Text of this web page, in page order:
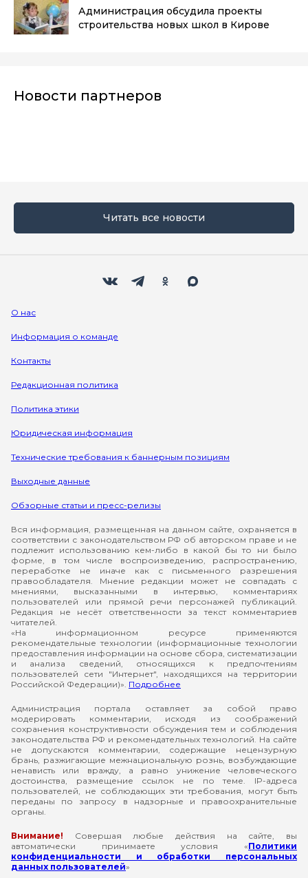
Администрация обсудила проекты
строительства новых школ в Кирове
Новости партнеров
Читать все новости
О нас
Информация о команде
Контакты
Редакционная политика
Политика этики
Юридическая информация
Технические требования к баннерным позициям
Выходные данные
Обзорные статьи и пресс-релизы
Вся информация, размещенная на данном сайте, охраняется в
соответствии с законодательством РФ об авторском праве и не
подлежит использованию кем-либо в какой бы то ни было
форме, в том числе воспроизведению, распространению,
переработке не иначе как с письменного разрешения
правообладателя. Мнение редакции может не совпадать с
мнениями, высказанными в интервью, комментариях
пользователей или прямой речи персонажей публикаций.
Редакция не несёт ответственности за текст комментариев
читателей.
«На информационном ресурсе применяются
рекомендательные технологии (информационные технологии
предоставления информации на основе сбора, систематизации
и анализа сведений, относящихся к предпочтениям
пользователей сети "Интернет", находящихся на территории
Российской Федерации)». Подробнее
Администрация портала оставляет за собой право
модерировать комментарии, исходя из соображений
сохранения конструктивности обсуждения тем и соблюдения
законодательства РФ и рекомендательных технологий. На сайте
не допускаются комментарии, содержащие нецензурную
брань, разжигающие межнациональную рознь, возбуждающие
ненависть или вражду, а равно унижение человеческого
достоинства, размещение ссылок не по теме. IP-адреса
пользователей, не соблюдающих эти требования, могут быть
переданы по запросу в надзорные и правоохранительные
органы.
Внимание! Совершая любые действия на сайте, вы
автоматически принимаете условия «Политики
конфиденциальности и обработки персональных
данных пользователей»